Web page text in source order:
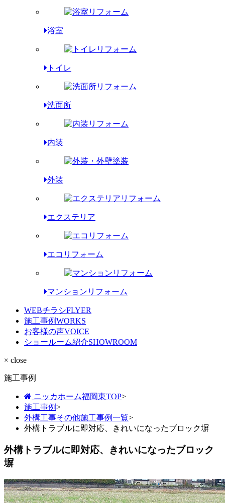
浴室
トイレ
洗面所
内装
外装
エクステリア
エコリフォーム
マンションリフォーム
WEBチラシFLYER
施工事例WORKS
お客様の声VOICE
ショールーム紹介SHOWROOM
× close
施工事例
ニッカホーム福岡東TOP>
施工事例>
外構工事その他施工事例一覧>
外構トラブルに即対応、きれいになったブロック塀
外構トラブルに即対応、きれいになったブロック
塀